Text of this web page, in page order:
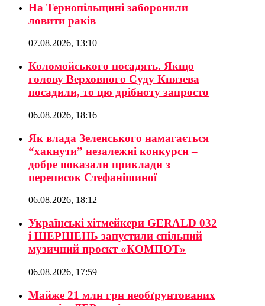
На Тернопільщині заборонили
ловити раків
07.08.2026, 13:10
Коломойського посадять. Якщо
голову Верховного Суду Князева
посадили, то цю дрібноту запросто
06.08.2026, 18:16
Як влада Зеленського намагається
“хакнути” незалежні конкурси –
добре показали приклади з
переписок Стефанішиної
06.08.2026, 18:12
Українські хітмейкери GERALD 032
і ШЕРШЕНЬ запустили спільний
музичний проєкт «КОМПОТ»
06.08.2026, 17:59
Майже 21 млн грн необґрунтованих